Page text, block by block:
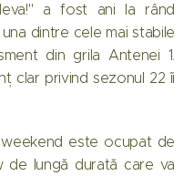
a fost ani la rând
dintre cele mai stabile
din grila Antenei 1.
clar privind sezonul 22 îi
este ocupat de
de lungă durată care va